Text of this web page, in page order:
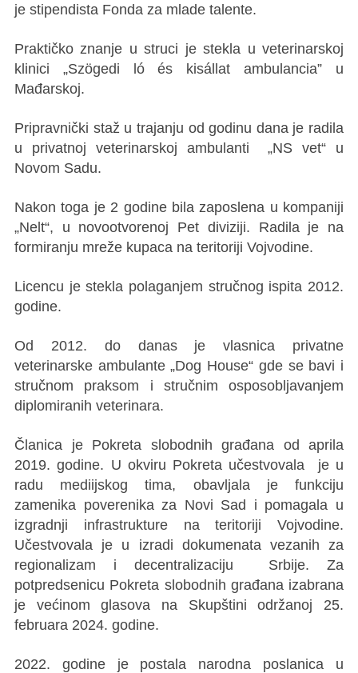
je stipendista Fonda za mlade talente.
Praktičko znanje u struci je stekla u veterinarskoj
klinici „Szögedi ló és kisállat ambulancia” u
Mađarskoj.
Pripravnički staž u trajanju od godinu dana je radila
u privatnoj veterinarskoj ambulanti „NS vet“ u
Novom Sadu.
Nakon toga je 2 godine bila zaposlena u kompaniji
„Nelt“, u novootvorenoj Pet diviziji. Radila je na
formiranju mreže kupaca na teritoriji Vojvodine.
Licencu je stekla polaganjem stručnog ispita 2012.
godine.
Od 2012. do danas je vlasnica privatne
veterinarske ambulante „Dog House“ gde se bavi i
stručnom praksom i stručnim osposobljavanjem
diplomiranih veterinara.
Članica je Pokreta slobodnih građana od aprila
2019. godine. U okviru Pokreta učestvovala je u
radu mediijskog tima, obavljala je funkciju
zamenika poverenika za Novi Sad i pomagala u
izgradnji infrastrukture na teritoriji Vojvodine.
Učestvovala je u izradi dokumenata vezanih za
regionalizam i decentralizaciju Srbije. Za
potpredsenicu Pokreta slobodnih građana izabrana
je većinom glasova na Skupštini održanoj 25.
februara 2024. godine.
2022. godine je postala narodna poslanica u